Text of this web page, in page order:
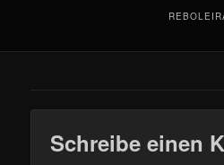
Schreibe einen